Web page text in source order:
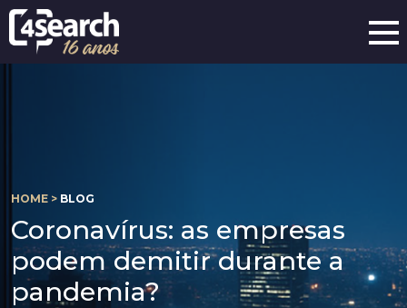
HOME > BLOG
Coronavírus: as empresas
podem demitir durante a
pandemia?